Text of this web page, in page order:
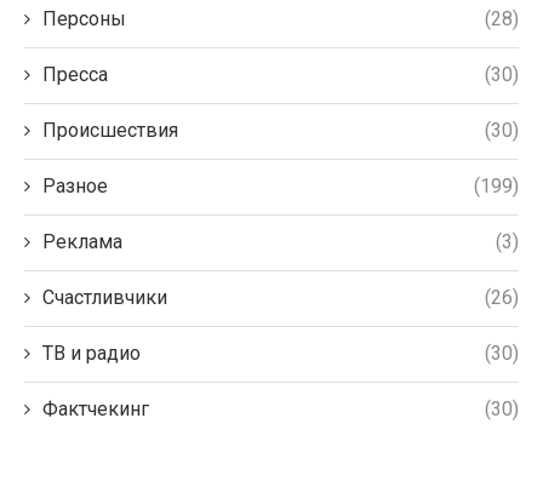
Персоны (28)
Пресса (30)
Происшествия (30)
Разное (199)
Реклама (3)
Счастливчики (26)
ТВ и радио (30)
Фактчекинг (30)